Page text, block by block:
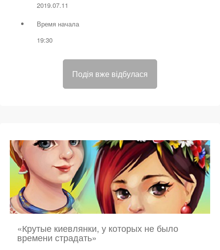
2019.07.11
Время начала
19:30
Подія вже відбулася
«Крутые киевлянки, у которых не было
времени страдать»